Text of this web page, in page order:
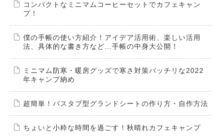
コンパクトなミニマムコーヒーセットでカフェキャン
プ！
僕の手帳の使い方紹介！アイデア活用術、楽しい活用
法、具体的な書き方など…手帳の中身大公開！
ミニマム防寒・暖房グッズで寒さ対策バッチリな2022
年キャンプ納め
超簡単！バスタブ型グランドシートの作り方・自作方法
ちょいと小粋な時間を過ごす！秋晴れカフェキャンプ